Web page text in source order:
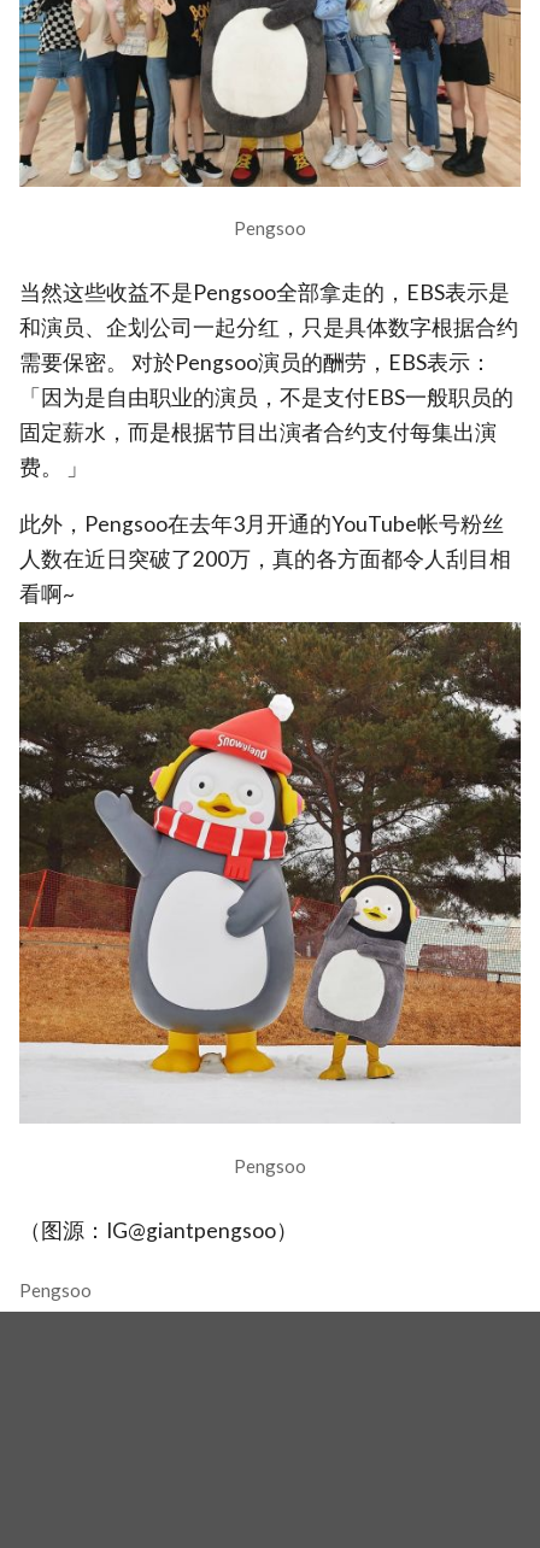
Pengsoo
当然这些收益不是Pengsoo全部拿走的，EBS表示是
和演员、企划公司一起分红，只是具体数字根据合约
需要保密。 对於Pengsoo演员的酬劳，EBS表示：
「因为是自由职业的演员，不是支付EBS一般职员的
固定薪水，而是根据节目出演者合约支付每集出演
费。 」
此外，Pengsoo在去年3月开通的YouTube帐号粉丝
人数在近日突破了200万，真的各方面都令人刮目相
看啊~
Pengsoo
（图源：IG@giantpengsoo）
Pengsoo